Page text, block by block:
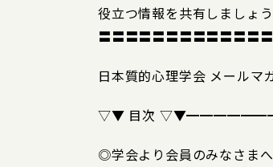
役立つ情報を共有しましょ
〓〓〓〓〓〓〓〓〓〓〓〓
日本質的心理学会 メール
▽▼ 目次
◎学会より会員のみなさまへ